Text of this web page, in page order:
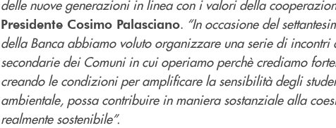
delle nuove generazioni in linea con i valori della
Presidente Cosimo Palasciano. “In occasione del
della Banca abbiamo voluto organizzare una serie di
secondarie dei Comuni in cui operiamo perchè crediamo
creando le condizioni per amplificare la sensibilità degli
ambientale, possa contribuire in maniera sostanziale alla
realmente sostenibile”.